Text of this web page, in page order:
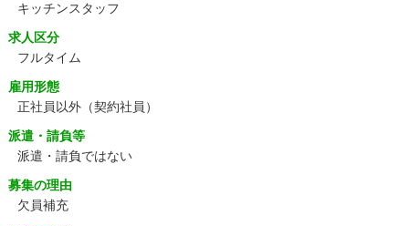
キッチンスタッフ
求人区分
フルタイム
雇用形態
正社員以外（契約社員）
派遣・請負等
派遣・請負ではない
募集の理由
欠員補充